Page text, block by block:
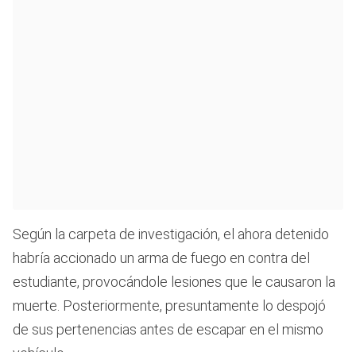
Según la carpeta de investigación, el ahora detenido
habría accionado un arma de fuego en contra del
estudiante, provocándole lesiones que le causaron la
muerte. Posteriormente, presuntamente lo despojó
de sus pertenencias antes de escapar en el mismo